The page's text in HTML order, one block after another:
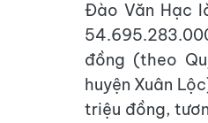
Đào Văn Hạc
đồng (theo
huyện Xuân
triệu đồng,